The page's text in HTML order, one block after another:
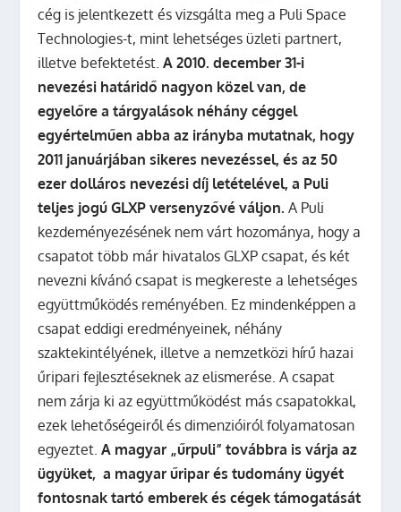
cég is jelentkezett és vizsgálta meg a Puli Space
Technologies-t, mint lehetséges üzleti partnert,
illetve befektetést.A 2010. december 31-i
nevezési határidő nagyon közel van, de
egyelőre a tárgyalások néhány céggel
egyértelműen abba az irányba mutatnak, hogy
2011 januárjában sikeres nevezéssel, és az 50
ezer dolláros nevezési díj letételével, a Puli
teljes jogú GLXP versenyzővé váljon. A Puli
kezdeményezésének nem várt hozománya, hogy a
csapatot több már hivatalos GLXP csapat, és két
nevezni kívánó csapat is megkereste a lehetséges
együttműködés reményében. Ez mindenképpen a
csapat eddigi eredményeinek, néhány
szaktekintélyének, illetve a nemzetközi hírű hazai
űripari fejlesztéseknek az elismerése. A csapat
nem zárja ki az együttműködést más csapatokkal,
ezek lehetőségeiről és dimenzióiról folyamatosan
egyeztet.A magyar „űrpuli” továbbra is várja az
ügyüket, a magyar űripar és tudomány ügyét
fontosnak tartó emberek és cégek támogatását